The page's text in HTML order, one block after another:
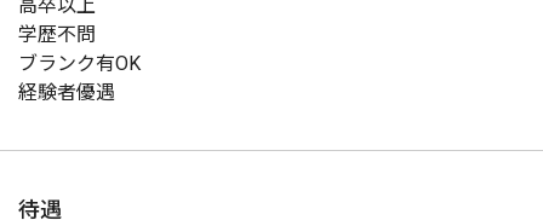
高卒以上
学歴不問
ブランク有OK
経験者優遇
待遇